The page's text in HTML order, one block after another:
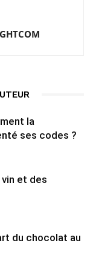
la
ses codes ?
vin et des
du chocolat au